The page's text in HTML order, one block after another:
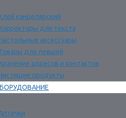
канцелярский
для текста
аксессуары
для левшей
адресов и контактов
продукты